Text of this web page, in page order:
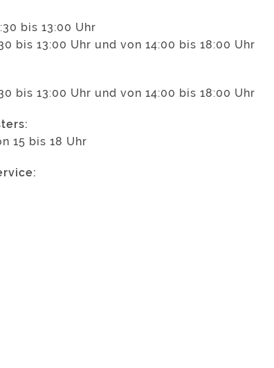
bis 13:00 Uhr
bis 13:00 Uhr und von 14:00 bis 18:00 Uhr
bis 13:00 Uhr und von 14:00 bis 18:00 Uhr
15 bis 18 Uhr